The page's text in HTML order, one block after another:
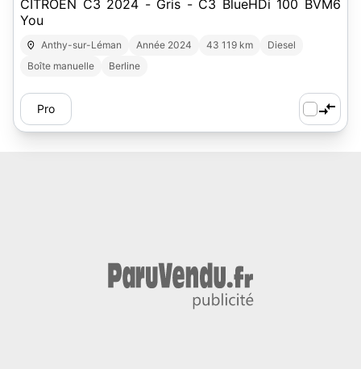
CITROEN C3 2024 - Gris - C3 BlueHDi 100 BVM6
You
Anthy-sur-Léman Année 2024 43 119 km
Diesel
Boîte manuelle
Berline
Pro